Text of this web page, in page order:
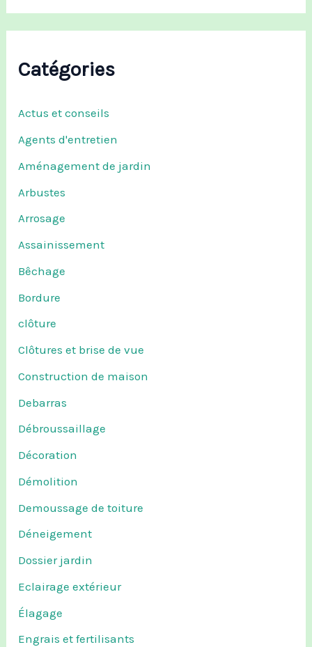
Catégories
Actus et conseils
Agents d'entretien
Aménagement de jardin
Arbustes
Arrosage
Assainissement
Bêchage
Bordure
clôture
Clôtures et brise de vue
Construction de maison
Debarras
Débroussaillage
Décoration
Démolition
Demoussage de toiture
Déneigement
Dossier jardin
Eclairage extérieur
Élagage
Engrais et fertilisants